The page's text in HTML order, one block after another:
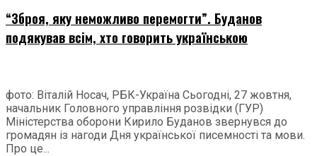
“Зброя, яку неможливо перемогти”. Буданов
подякував всім, хто говорить українською
фото: Віталій Носач, РБК-Україна Сьогодні, 27 жовтня,
начальник Головного управління розвідки (ГУР)
Міністерства оборони Кирило Буданов звернувся до
громадян із нагоди Дня української писемності та мови.
Про це...